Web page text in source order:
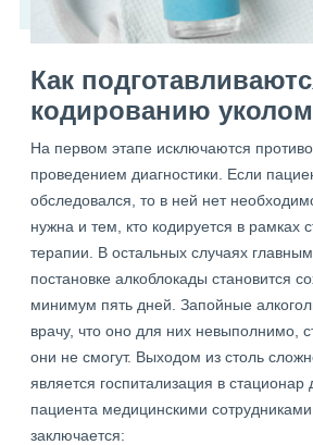
Как
кодированию уколом
На первом этапе исключаются
проведением диагностики. Если
обследовался, то в ней нет
нужна и тем, кто кодируется в рамках
терапии. В остальных случаях
постановке алкоблокады становится
минимум пять дней. Запойные
врачу, что оно для них невыполнимо,
они не смогут. Выходом из столь
является госпитализация в стационар
пациента медицинскими
заключается: